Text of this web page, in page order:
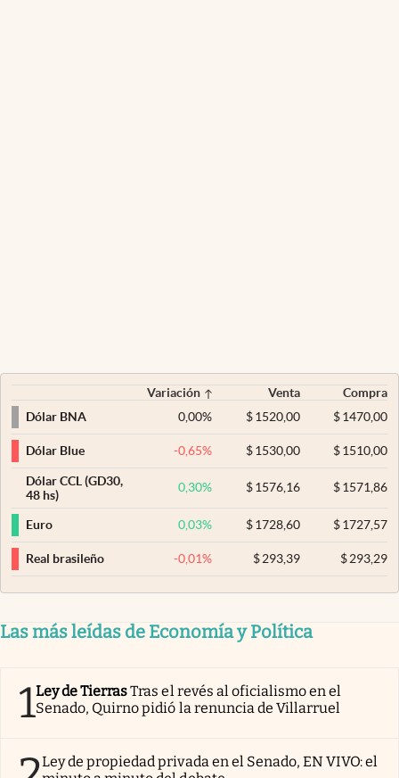
Variación Venta
Compra
Dólar BNA
0,00% $ 1520,00 $1470,00
Dólar Blue -0,65% $ 1530,00 $1510,00
Dólar CCL (GD30,
48 hs)
0,30% $ 1576,16 $1571,86
Euro 0,03% $ 1728,60 $1727,57
Real brasileño -0,01% $ 293,39 $293,29
Las más leídas de Economía y Política
1Ley de TierrasTras el revés al oficialismo en el
Senado, Quirno pidió la renuncia de Villarruel
Ley de propiedad privada en el Senado, EN VIVO: el